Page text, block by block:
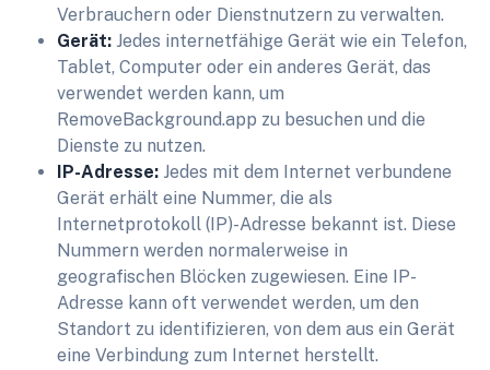
Verbrauchern oder Dienstnutzern zu verwalten.
Gerät: Jedes internetfähige Gerät wie ein Telefon,
Tablet, Computer oder ein anderes Gerät, das
verwendet werden kann, um
RemoveBackground.app zu besuchen und die
Dienste zu nutzen.
IP-Adresse: Jedes mit dem Internet verbundene
Gerät erhält eine Nummer, die als
Internetprotokoll (IP)-Adresse bekannt ist. Diese
Nummern werden normalerweise in
geografischen Blöcken zugewiesen. Eine IP-
Adresse kann oft verwendet werden, um den
Standort zu identifizieren, von dem aus ein Gerät
eine Verbindung zum Internet herstellt.